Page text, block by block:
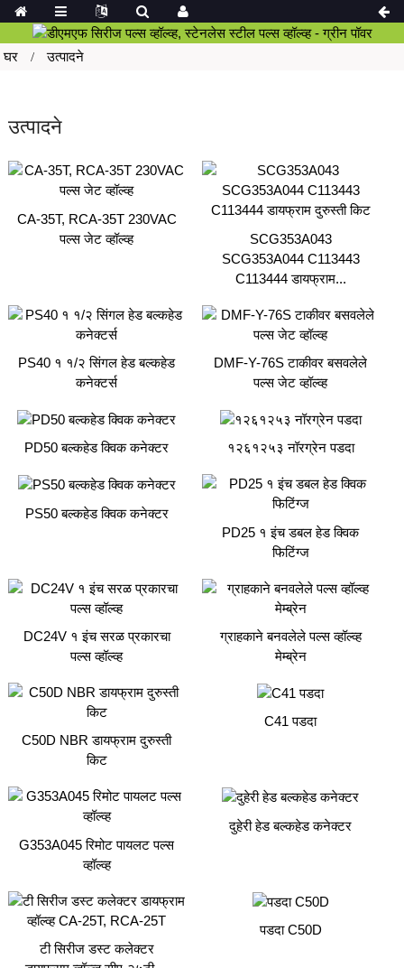
घर उत्पादने
उत्पादने
CA-35T, RCA-35T 230VAC
पल्स जेट व्हॉल्व्ह
SCG353A043
SCG353A044 C113443
C113444 डायफ्राम...
PS40 १ १/२ सिंगल हेड बल्कहेड
कनेक्टर्स
DMF-Y-76S टाकीवर बसवलेले
पल्स जेट व्हॉल्व्ह
PD50 बल्कहेड क्विक कनेक्टर १२६१२५३ नॉरग्रेन पडदा
PS50 बल्कहेड क्विक कनेक्टर
PD25 १ इंच डबल हेड क्विक
फिटिंग्ज
DC24V १ इंच सरळ प्रकारचा
पल्स व्हॉल्व्ह
ग्राहकाने बनवलेले पल्स व्हॉल्व्ह
मेम्ब्रेन
C50D NBR डायफ्राम दुरुस्ती
किट
C41 पडदा
G353A045 रिमोट पायलट पल्स
व्हॉल्व्ह
दुहेरी हेड बल्कहेड कनेक्टर
टी सिरीज डस्ट कलेक्टर
पडदा C50D